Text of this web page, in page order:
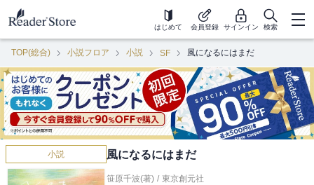
はじめて 会員登録 サインイン 検索
TOP(総合) 小説フロア 小説 SF 風になるにはまだ
小説 風になるにはまだ
笹原千波(著) / 東京創元社